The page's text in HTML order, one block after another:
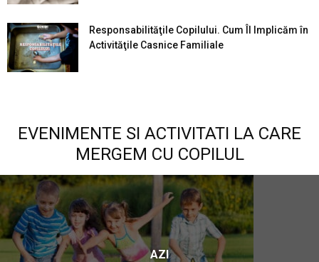
Responsabilităţile Copilului. Cum Îl Implicăm în
Activităţile Casnice Familiale
EVENIMENTE SI ACTIVITATI LA CARE
MERGEM CU COPILUL
AZI